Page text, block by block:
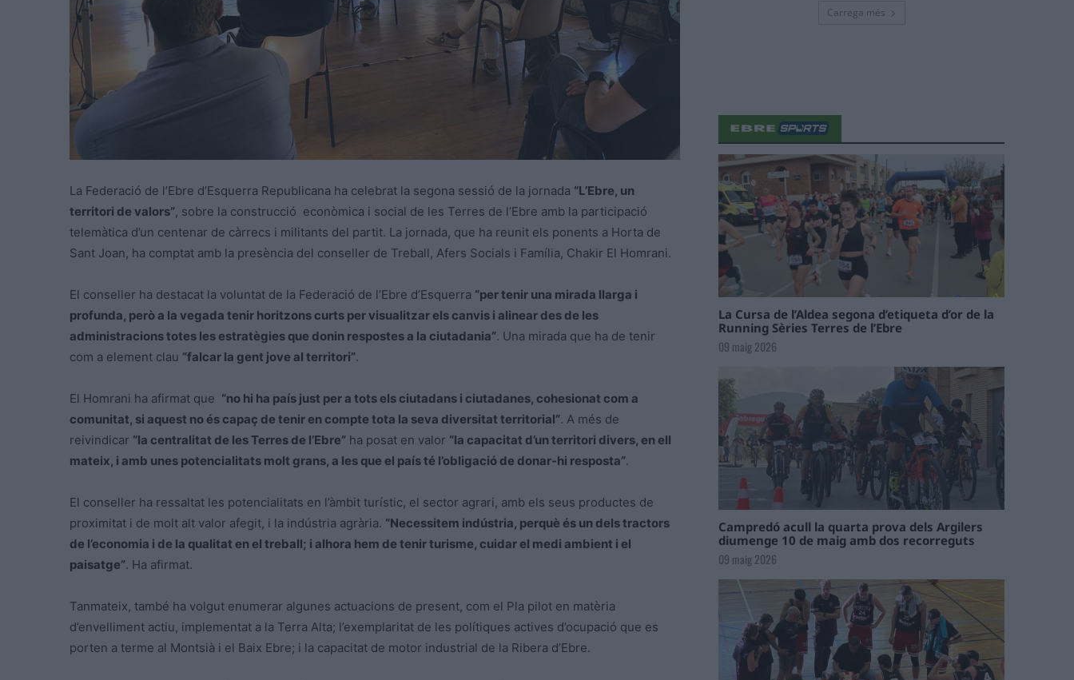
La Federació de l’Ebre d’Esquerra Republicana ha celebrat la segona sessió de la jornada “L’Ebre, un
territori de valors”, sobre la construcció econòmica i social de les Terres de l’Ebre amb la participació
telemàtica d’un centenar de càrrecs i militants del partit. La jornada, que ha reunit els ponents a Horta de
Sant Joan, ha comptat amb la presència del conseller de Treball, Afers Socials i Família, Chakir El Homrani.
El conseller ha destacat la voluntat de la Federació de l’Ebre d’Esquerra “per tenir una mirada llarga i
profunda, però a la vegada tenir horitzons curts per visualitzar els canvis i alinear des de les
administracions totes les estratègies que donin respostes a la ciutadania”. Una mirada que ha de tenir
com a element clau “falcar la gent jove al territori”.
El Homrani ha afirmat que “no hi ha país just per a tots els ciutadans i ciutadanes, cohesionat com a
comunitat, si aquest no és capaç de tenir en compte tota la seva diversitat territorial”. A més de
reivindicar “la centralitat de les Terres de l’Ebre” ha posat en valor “la capacitat d’un territori divers, en ell
mateix, i amb unes potencialitats molt grans, a les que el país té l’obligació de donar-hi resposta”.
El conseller ha ressaltat les potencialitats en l’àmbit turístic, el sector agrari, amb els seus productes de
proximitat i de molt alt valor afegit, i la indústria agrària. “Necessitem indústria, perquè és un dels tractors
de l’economia i de la qualitat en el treball; i alhora hem de tenir turisme, cuidar el medi ambient i el
paisatge”. Ha afirmat.
Tanmateix, també ha volgut enumerar algunes actuacions de present, com el Pla pilot en matèria
d’envelliment actiu, implementat a la Terra Alta; l’exemplaritat de les polítiques actives d’ocupació que es
porten a terme al Montsià i el Baix Ebre; i la capacitat de motor industrial de la Ribera d’Ebre.
Carrega més
La Cursa de l’Aldea segona d’etiqueta d’or de la
Running Sèries Terres de l’Ebre
09 maig 2026
Campredó acull la quarta prova dels Argilers
diumenge 10 de maig amb dos recorreguts
09 maig 2026